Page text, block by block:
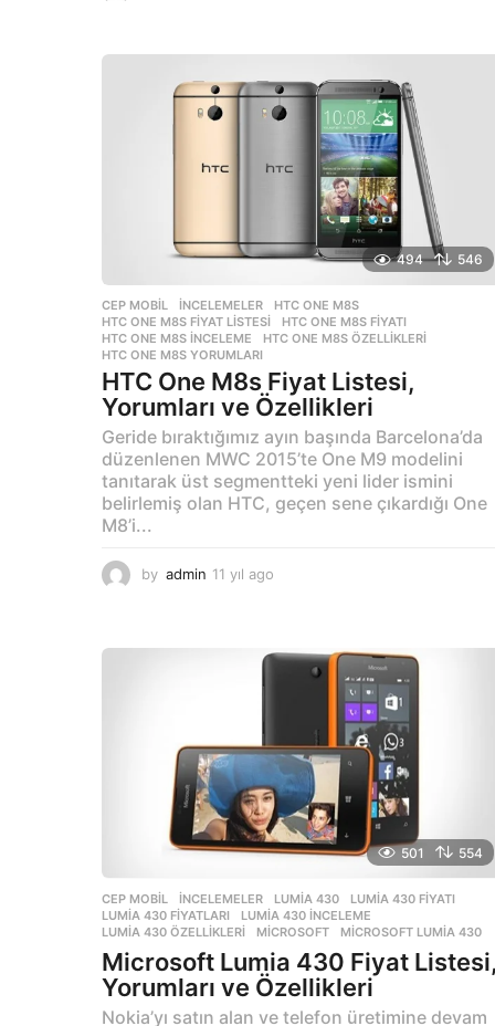
a
g
494 546
CEP MOBIL ,İNCELEMELER HTC ONE M8S
HTC ONE M8S FIYAT LISTESI
,HTC ONE M8S FIYATI
HTC ONE M8S INCELEME
,HTC ONE M8S ÖZELLIKLERI
HTC ONE M8S YORUMLARI
HTC One M8s Fiyat Listesi,
Yorumları ve Özellikleri
Geride bıraktığımız ayın başında Barcelona’da
düzenlenen MWC 2015’te One M9 modelini
tanıtarak üst segmentteki yeni lider ismini
belirlemiş olan HTC, geçen sene çıkardığı One
M8’i...
by admin 11 yıl ago
l
501 554
CEP MOBIL ,İNCELEMELER LUMIA 430 ,LUMIA 430 FIYATI
LUMIA 430 FIYATLARI
,LUMIA 430 INCELEME
LUMIA 430 ÖZELLIKLERI
,MICROSOFT ,MICROSOFT LUMIA 430
Microsoft Lumia 430 Fiyat Listesi,
Yorumları ve Özellikleri
Nokia’yı satın alan ve telefon üretimine devam